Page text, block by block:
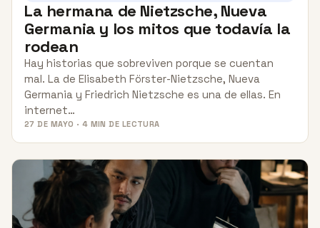
La hermana de Nietzsche, Nueva
Germania y los mitos que todavía la
rodean
Hay historias que sobreviven porque se cuentan
mal. La de Elisabeth Förster-Nietzsche, Nueva
Germania y Friedrich Nietzsche es una de ellas. En
internet…
27 DE MAYO · 4 MIN DE LECTURA